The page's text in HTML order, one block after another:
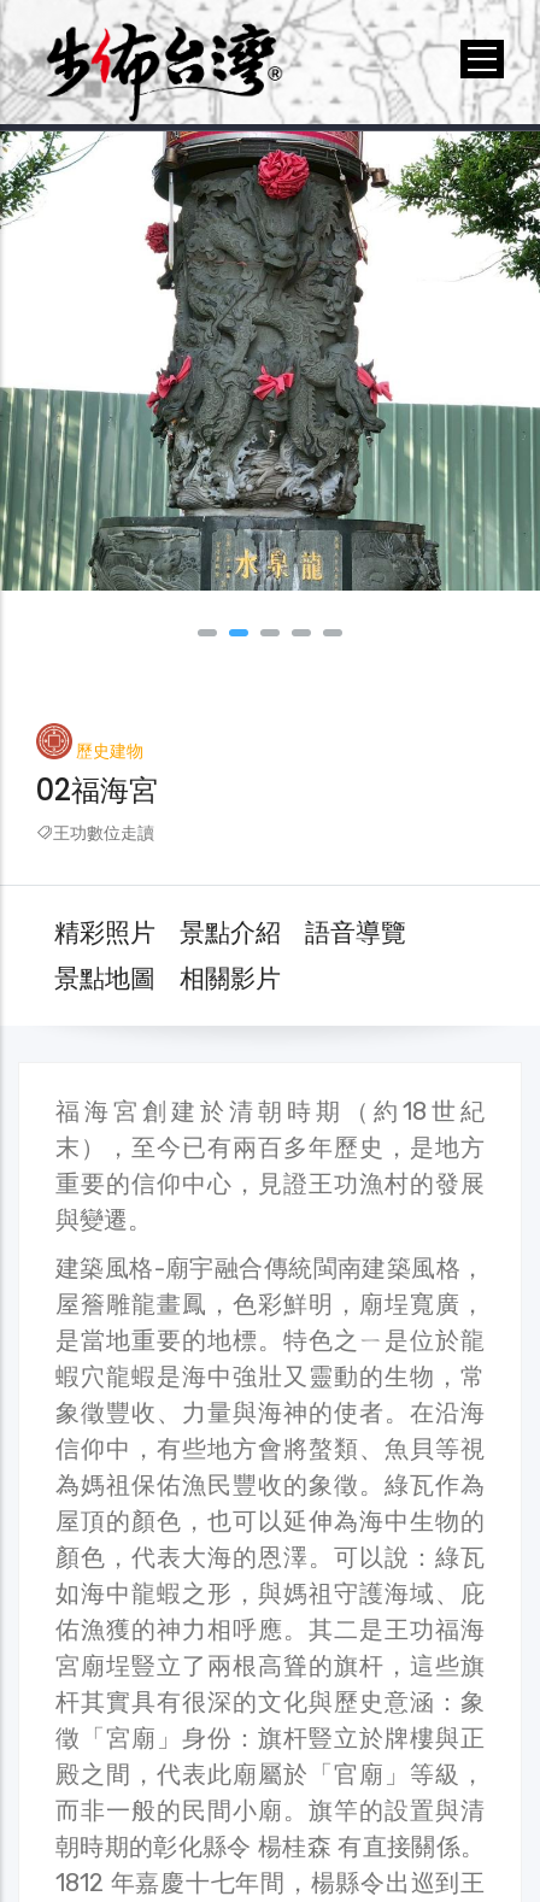
歷史建物
02福海宮
王功數位走讀
精彩照片 景點介紹
語音導覽
景點地圖
相關影片
福海宮創建於清朝時期（約18世紀
末），至今已有兩百多年歷史，是地方
重要的信仰中心，見證王功漁村的發展
與變遷。
建築風格-廟宇融合傳統閩南建築風格，
屋簷雕龍畫鳳，色彩鮮明，廟埕寬廣，
是當地重要的地標。特色之ㄧ是位於龍
蝦穴龍蝦是海中強壯又靈動的生物，常
象徵豐收、力量與海神的使者。在沿海
信仰中，有些地方會將螯類、魚貝等視
為媽祖保佑漁民豐收的象徵。綠瓦作為
屋頂的顏色，也可以延伸為海中生物的
顏色，代表大海的恩澤。可以說：綠瓦
如海中龍蝦之形，與媽祖守護海域、庇
佑漁獲的神力相呼應。其二是王功福海
宮廟埕豎立了兩根高聳的旗杆，這些旗
杆其實具有很深的文化與歷史意涵：象
徵「宮廟」身份：旗杆豎立於牌樓與正
殿之間，代表此廟屬於「官廟」等級，
而非一般的民間小廟。旗竿的設置與清
朝時期的彰化縣令 楊桂森 有直接關係。
1812 年嘉慶十七年間，楊縣令出巡到王